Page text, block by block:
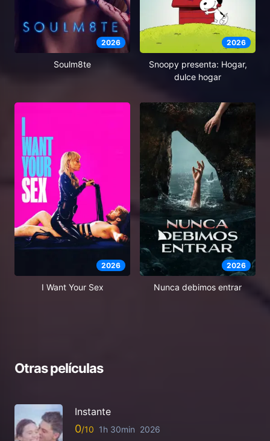
2026
Soulm8te
2026
Snoopy presenta: Hogar,
dulce hogar
2026
I Want Your Sex
2026
Nunca debimos entrar
Otras películas
Instante
0 1h 30min 2026